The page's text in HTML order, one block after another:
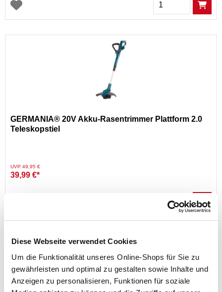
Diese Webseite verwendet Cookies
Um die Funktionalität unseres Online-Shops für Sie zu
gewährleisten und optimal zu gestalten sowie Inhalte und
Anzeigen zu personalisieren, Funktionen für soziale
GERMANIA® 20V Akku-Rasentrimmer Plattform 2.0
Teleskopstiel
Preis reduziert von
UVP 49,95 €auf
39,99 €*